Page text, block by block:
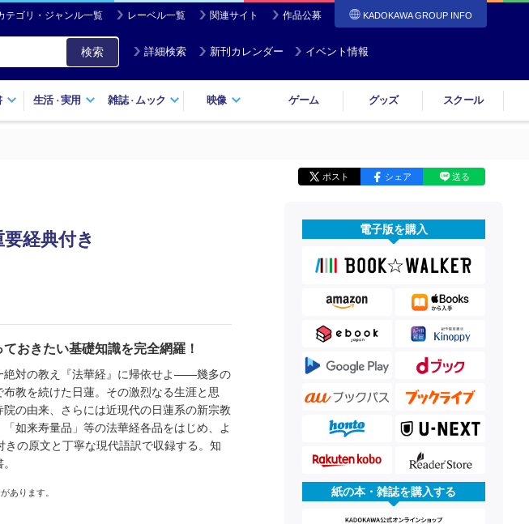
テゴリ・ジャンル一覧 レーベル一覧 関連サイト 作品公募 KADOKAWA GROUP INFO
検索 詳細検索 新刊カレンダー イベント情報
生活・実用 雑誌・ ムック 映像 ゲーム グッズ スクール
ポスト シェア 送る
経典付き
おきたい基礎知識を完全網羅！
絶対の教え『法華経』に帰依せよ――幾多の
教を続けた日蓮。その激烈なる生涯と思
の由来、さらには近現代の日蓮系の新宗教
如来寿量品」等の法華経各品をはじめ、よ
きの原文と丁寧な現代語訳で収録する。知
あります。
電子版を購入
紙の本・雑誌を購入する